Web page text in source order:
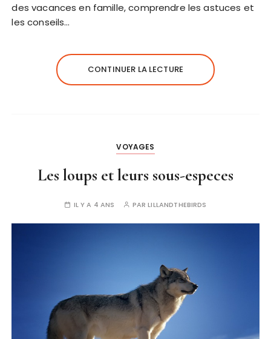
des vacances en famille, comprendre les astuces et
les conseils…
CONTINUER LA LECTURE
VOYAGES
Les loups et leurs sous-especes
IL Y A 4 ANS PARLILLANDTHEBIRDS